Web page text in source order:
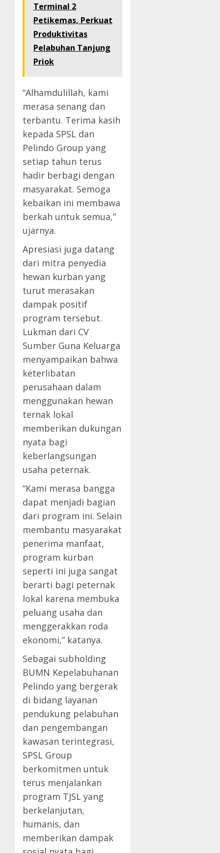
Terminal 2
Petikemas, Perkuat
Produktivitas
Pelabuhan Tanjung
Priok
“Alhamdulillah, kami
merasa senang dan
terbantu. Terima kasih
kepada SPSL dan
Pelindo Group yang
setiap tahun terus
hadir berbagi dengan
masyarakat. Semoga
kebaikan ini membawa
berkah untuk semua,”
ujarnya.
Apresiasi juga datang
dari mitra penyedia
hewan kurban yang
turut merasakan
dampak positif
program tersebut.
Lukman dari CV
Sumber Guna Keluarga
menyampaikan bahwa
keterlibatan
perusahaan dalam
menggunakan hewan
ternak lokal
memberikan dukungan
nyata bagi
keberlangsungan
usaha peternak.
“Kami merasa bangga
dapat menjadi bagian
dari program ini. Selain
membantu masyarakat
penerima manfaat,
program kurban
seperti ini juga sangat
berarti bagi peternak
lokal karena membuka
peluang usaha dan
menggerakkan roda
ekonomi,” katanya.
Sebagai subholding
BUMN Kepelabuhanan
Pelindo yang bergerak
di bidang layanan
pendukung pelabuhan
dan pengembangan
kawasan terintegrasi,
SPSL Group
berkomitmen untuk
terus menjalankan
program TJSL yang
berkelanjutan,
humanis, dan
memberikan dampak